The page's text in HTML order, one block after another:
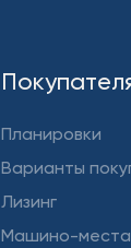
Планировки
Варианты
Лизинг
Машино-места